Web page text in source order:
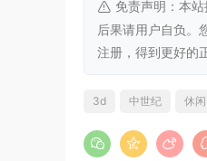
免责声明：本
后果请用户自负。
注册，得到更好的
3d 中世纪 休闲